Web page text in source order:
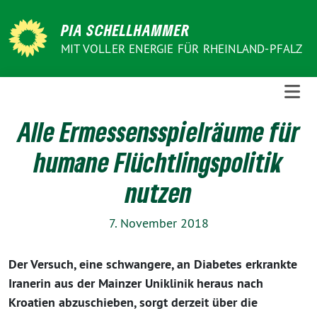
zum
Inhalt
PIA SCHELLHAMMER
MIT VOLLER ENERGIE FÜR RHEINLAND-PFALZ
Alle Ermessensspielräume für
humane Flüchtlingspolitik
nutzen
7. November 2018
Der Versuch, eine schwangere, an Diabetes erkrankte
Iranerin aus der Mainzer Uniklinik heraus nach
Kroatien abzuschieben, sorgt derzeit über die